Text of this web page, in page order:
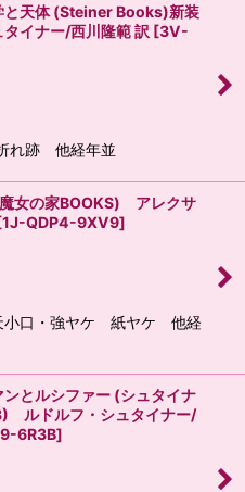
天体 (Steiner Books)新装
イナー/西川隆範 訳 [3V-
れ跡 他経年並
女の家BOOKS) アレクサ
1J-QDP4-9XV9]
小口・強ヤケ 紙ヤケ 他経
とルシファー (シュタイナ
ルドルフ・シュタイナー/
6R3B]